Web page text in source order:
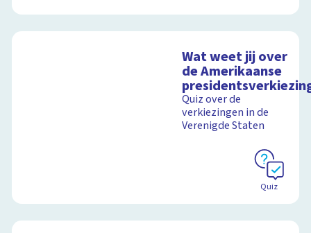
Wat weet jij over
de Amerikaanse
Quiz over de
verkiezingen in de
Verenigde Staten
Quiz